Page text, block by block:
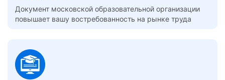
Документ московской образовательной организации
повышает вашу востребованность на рынке труда